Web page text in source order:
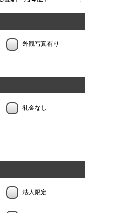
外観写真有り
礼金なし
法人限定